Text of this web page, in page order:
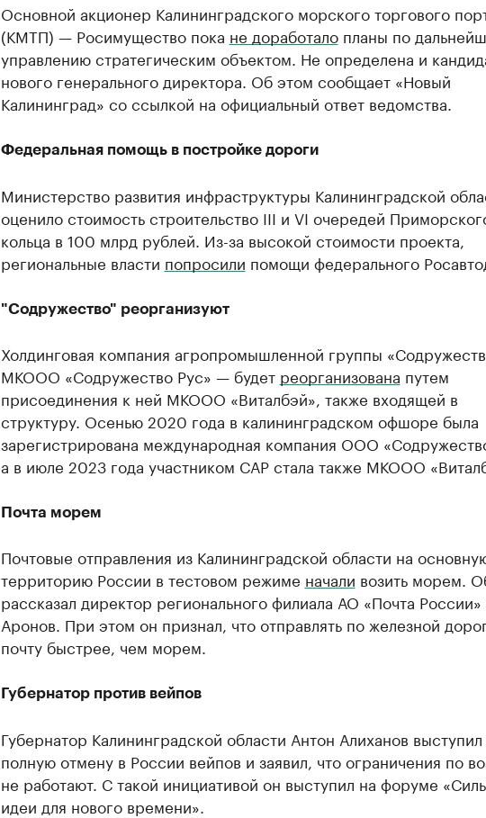
Основной акционер Калининградского морского торгового
(КМТП) — Росимущество пока не доработалопланы по
управлению стратегическим объектом. Не определена и
нового генерального директора. Об этом сообщает «Новый
Калининград» со ссылкой на официальный ответ ведомства.
Федеральная помощь в постройке дороги
Министерство развития инфраструктуры Калининградской
оценило стоимость строительство III и VI очередей
кольца в 100 млрд рублей. Из-за высокой стоимости проекта,
региональные власти попросили помощи федерального
"Содружество" реорганизуют
Холдинговая компания агропромышленной группы
МКООО «Содружество Рус» — будет реорганизована путем
присоединения к ней МКООО «Виталбэй», также входящей в
структуру. Осенью 2020 года в калининградском офшоре была
зарегистрирована международная компания ООО
а в июле 2023 года участником САР стала также МКООО
Почта морем
Почтовые отправления из Калининградской области на
территорию России в тестовом режиме начали возить морем.
рассказал директор регионального филиала АО «Почта
Аронов. При этом он признал, что отправлять по железной
почту быстрее, чем морем.
Губернатор против вейпов
Губернатор Калининградской области Антон Алиханов выступил
полную отмену в России вейпов и заявил, что ограничения по
не работают. С такой инициативой он выступил на форуме
идеи для нового времени».